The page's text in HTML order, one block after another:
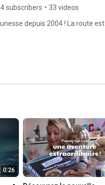
subscribers • 33 videos
depuis 2004 ! La route
voyage que l’on fait.
0:26